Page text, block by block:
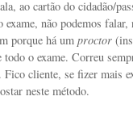
ao cartão do cidadão/
não podemos falar,
porque há umproctor
o exame. Correu
Fico cliente, se fizer mais
neste método.